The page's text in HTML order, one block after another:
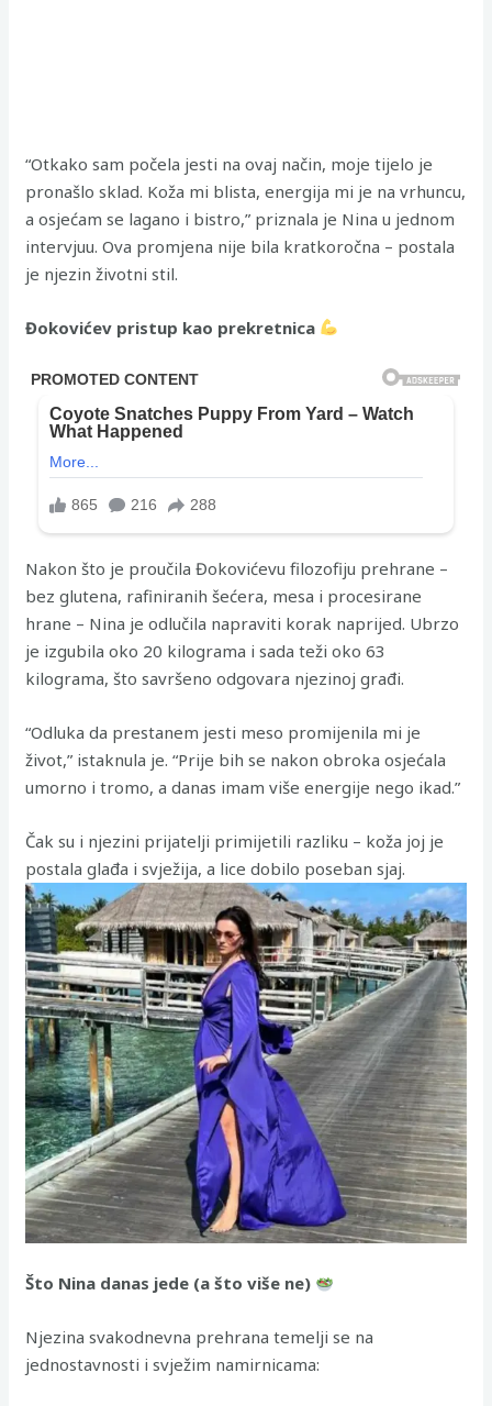
“Otkako sam počela jesti na ovaj način, moje tijelo je
pronašlo sklad. Koža mi blista, energija mi je na vrhuncu,
a osjećam se lagano i bistro,” priznala je Nina u jednom
intervjuu. Ova promjena nije bila kratkoročna – postala
je njezin životni stil.
Đokovićev pristup kao prekretnica
Nakon što je proučila Đokovićevu filozofiju prehrane –
bez glutena, rafiniranih šećera, mesa i procesirane
hrane – Nina je odlučila napraviti korak naprijed. Ubrzo
je izgubila oko 20 kilograma i sada teži oko 63
kilograma, što savršeno odgovara njezinoj građi.
“Odluka da prestanem jesti meso promijenila mi je
život,” istaknula je. “Prije bih se nakon obroka osjećala
umorno i tromo, a danas imam više energije nego ikad.”
Čak su i njezini prijatelji primijetili razliku – koža joj je
postala glađa i svježija, a lice dobilo poseban sjaj.
Što Nina danas jede (a što više ne)
Njezina svakodnevna prehrana temelji se na
jednostavnosti i svježim namirnicama: